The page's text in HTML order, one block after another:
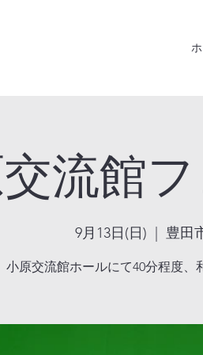
流館
9月13日(日) 豊田
小原交流館ホールにて40分程度、